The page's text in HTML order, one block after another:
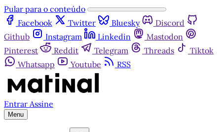
Pular para o conteúdo
Facebook
Twitter Bluesky
Discord
Github
Instagram Linkedin
Mastodon
Pinterest
Reddit Telegram Threads
Tiktok
Whatsapp
Youtube RSS
Entrar Assine
Menu